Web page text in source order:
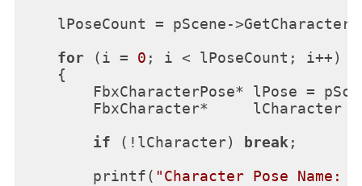
lPoseCount = pScene-
for (i = 0 ; i < lPoseCount; i++)
    {
FbxCharacterPose* lPose =
FbxCharacter*     lCharacter
if (!lCharacter) break;
        printf(
"Character Pose Name: